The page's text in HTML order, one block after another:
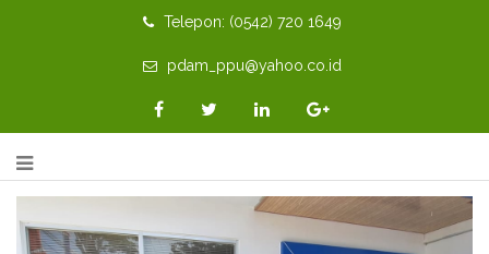
Telepon: (0542) 720 1649
pdam_ppu@yahoo.co.id